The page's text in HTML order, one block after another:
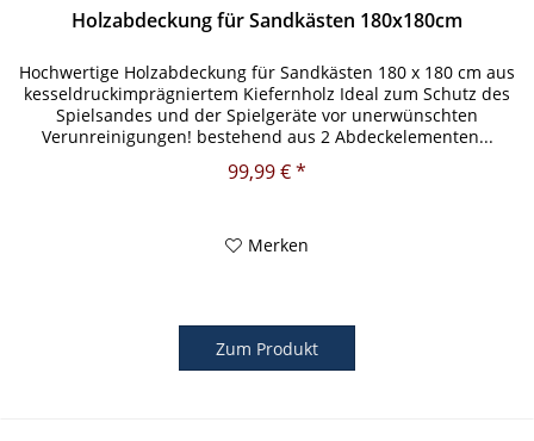
Holzabdeckung für Sandkästen 180x180cm
Hochwertige Holzabdeckung für Sandkästen 180 x 180 cm aus
kesseldruckimprägniertem Kiefernholz Ideal zum Schutz des
Spielsandes und der Spielgeräte vor unerwünschten
Verunreinigungen! bestehend aus 2 Abdeckelementen...
99,99 € *
Merken
Zum Produkt